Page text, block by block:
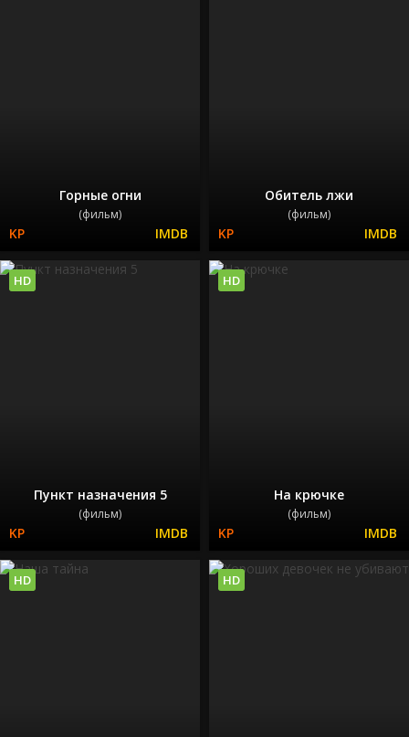
Горные огни
(фильм)
Обитель лжи
(фильм)
Пункт назначения 5
(фильм)
HD
На крючке
(фильм)
HD
HD HD